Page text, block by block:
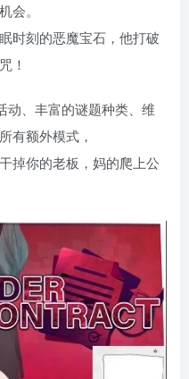
会。
时刻的恶魔宝石，他打破
！
动、丰富的谜题种类、维
有额外模式，
掉你的老板，妈的爬上公